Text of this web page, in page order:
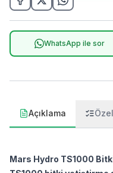
WhatsApp ile sor
Açıklama
Mars Hydro TS1000